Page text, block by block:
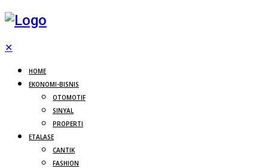
✕
HOME
EKONOMI-BISNIS
OTOMOTIF
SINYAL
PROPERTI
ETALASE
CANTIK
FASHION